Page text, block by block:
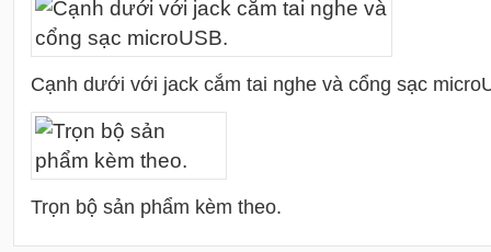
Cạnh dưới với jack cắm tai nghe và cổng sạc
Trọn bộ sản phẩm kèm theo.